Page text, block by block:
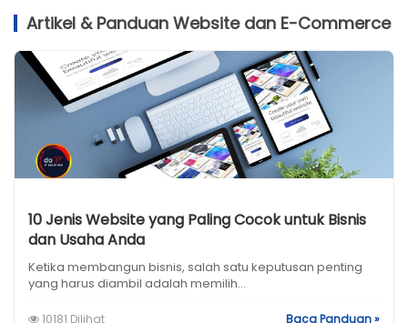
Artikel & Panduan Website dan E-Commerce
10 Jenis Website yang Paling Cocok untuk Bisnis
dan Usaha Anda
Ketika membangun bisnis, salah satu keputusan penting
yang harus diambil adalah memilih...
10181 Dilihat Baca Panduan »